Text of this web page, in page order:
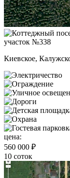
участок №338
Киевское,
цена:
560 000 ₽
10 соток